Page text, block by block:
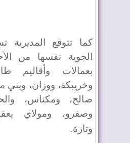
كما تتوقع المديرية
الجوية نفسها من
بعمالات وأقاليم
وخريبكة، ووزان، وبني
صالح، ومكناس،
وصفرو، ومولاي
وتازة.